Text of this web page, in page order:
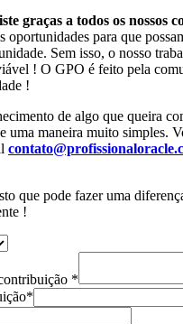
graças a todos os nossos
oportunidades para que
Sem isso, o nosso
! O GPO é feito pela
!
de algo que queira
uma maneira muito simples.
que pode fazer uma
!
*